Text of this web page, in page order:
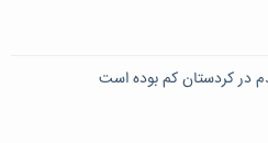
در کردستان کم بوده است